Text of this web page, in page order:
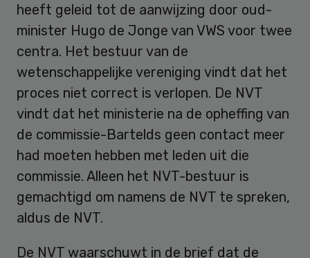
heeft geleid tot de aanwijzing door oud-
minister Hugo de Jonge van VWS voor twee
centra. Het bestuur van de
wetenschappelijke vereniging vindt dat het
proces niet correct is verlopen. De NVT
vindt dat het ministerie na de opheffing van
de commissie-Bartelds geen contact meer
had moeten hebben met leden uit die
commissie. Alleen het NVT-bestuur is
gemachtigd om namens de NVT te spreken,
aldus de NVT.
De NVT waarschuwt in de brief dat de